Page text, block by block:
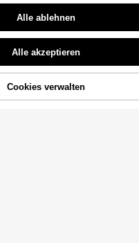
Win
s Strick Boot-
CHF9,37
WARENKORB
Alle ablehnen
Alle akzeptieren
Cookies verwalten